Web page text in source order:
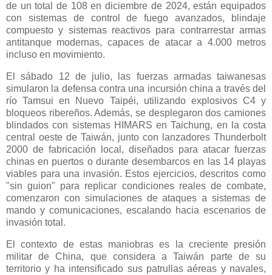
de un total de 108 en diciembre de 2024, están equipados
con sistemas de control de fuego avanzados, blindaje
compuesto y sistemas reactivos para contrarrestar armas
antitanque modernas, capaces de atacar a 4.000 metros
incluso en movimiento.
El sábado 12 de julio, las fuerzas armadas taiwanesas
simularon la defensa contra una incursión china a través del
río Tamsui en Nuevo Taipéi, utilizando explosivos C4 y
bloqueos ribereños. Además, se desplegaron dos camiones
blindados con sistemas HIMARS en Taichung, en la costa
central oeste de Taiwán, junto con lanzadores Thunderbolt
2000 de fabricación local, diseñados para atacar fuerzas
chinas en puertos o durante desembarcos en las 14 playas
viables para una invasión. Estos ejercicios, descritos como
"sin guion" para replicar condiciones reales de combate,
comenzaron con simulaciones de ataques a sistemas de
mando y comunicaciones, escalando hacia escenarios de
invasión total.
El contexto de estas maniobras es la creciente presión
militar de China, que considera a Taiwán parte de su
territorio y ha intensificado sus patrullas aéreas y navales,